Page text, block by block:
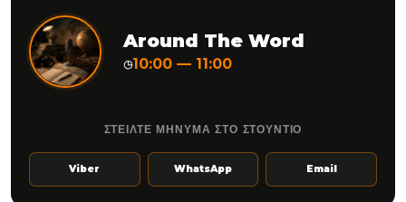
Around The Word
◷10:00 — 11:00
ΣΤΕΙΛΤΕ ΜΗΝΥΜΑ ΣΤΟ ΣΤΟΥΝΤΙΟ
Viber WhatsApp Email